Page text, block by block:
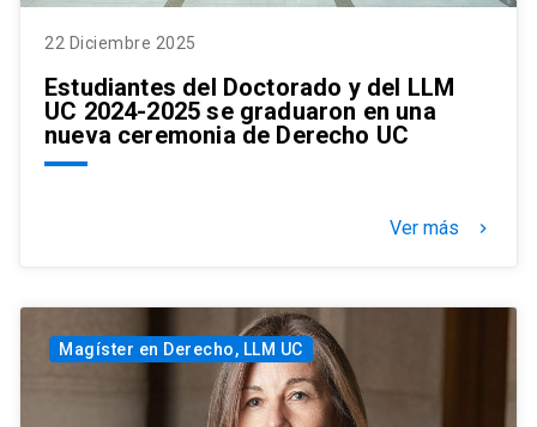
22 Diciembre 2025
Estudiantes del Doctorado y del LLM
UC 2024-2025 se graduaron en una
nueva ceremonia de Derecho UC
Ver más keyboard_arrow_right
Magíster en Derecho, LLM UC